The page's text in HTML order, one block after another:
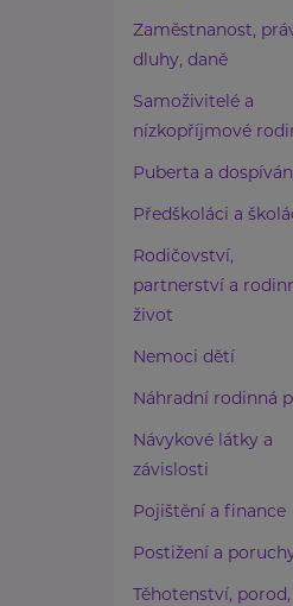
Zaměstnanost,
dluhy, daně
Samoživitelé a
nízkopříjmové
Puberta a
Předškoláci a
Rodičovství,
partnerství a
život
Nemoci dětí
Náhradní rodinná
Návykové látky a
závislosti
Pojištění a finance
Postižení a
Těhotenství, porod,